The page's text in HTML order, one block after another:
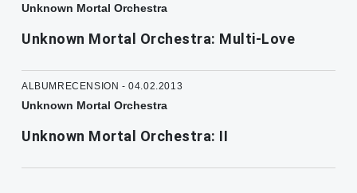
Unknown Mortal Orchestra
Unknown Mortal Orchestra: Multi-Love
ALBUMRECENSION - 04.02.2013
Unknown Mortal Orchestra
Unknown Mortal Orchestra: II